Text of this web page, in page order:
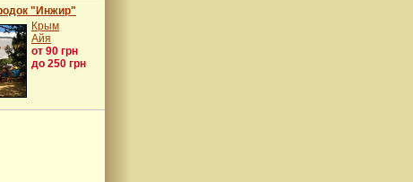
"Инжир"
Крым
Айя
от 90 грн
до 250 грн